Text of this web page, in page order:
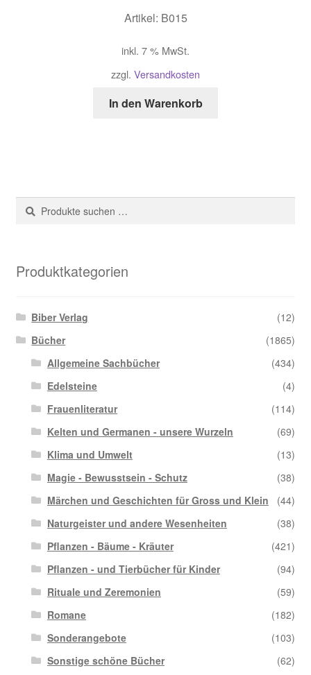
Artikel: B015
inkl. 7 % MwSt.
zzgl. Versandkosten
In den Warenkorb
Suche
nach:
Suchen
Produktkategorien
Biber Verlag
(12)
Bücher
(1865)
Allgemeine Sachbücher
(434)
Edelsteine
(4)
Frauenliteratur
(114)
Kelten und Germanen - unsere Wurzeln
(69)
Klima und Umwelt
(13)
Magie - Bewusstsein - Schutz
(38)
Märchen und Geschichten für Gross und Klein
(44)
Naturgeister und andere Wesenheiten
(38)
Pflanzen - Bäume - Kräuter
(421)
Pflanzen - und Tierbücher für Kinder
(94)
Rituale und Zeremonien
(59)
Romane
(182)
Sonderangebote
(103)
Sonstige schöne Bücher
(62)